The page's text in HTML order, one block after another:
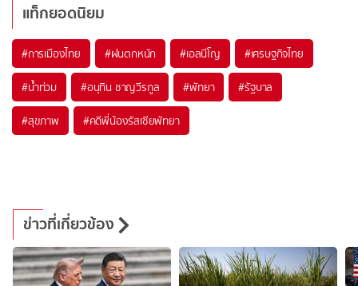
แท็กยอดนิยม
#การเมืองไทย #ฝนตกหนัก #เอลนีโญ #เศรษฐกิจไทย
#น้ำท่วม #อนุทิน ชาญวีรกูล #พัทยา #รัฐบาล
#สุขภาพ #คดีพี่น้องรัสเซียพัทยา
ข่าวที่เกี่ยวข้อง